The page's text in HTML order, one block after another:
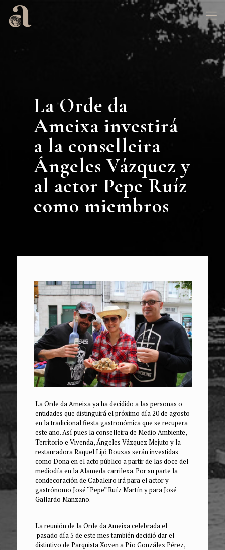
La Orde da
Ameixa investirá
a la conselleira
Ángeles Vázquez y
al actor Pepe Ruíz
como miembros
La Orde da Ameixa ya ha decidido a las personas o
entidades que distinguirá el próximo día 20 de agosto
en la tradicional fiesta gastronómica que se recupera
este año. Así pues la conselleira de Medio Ambiente,
Territorio e Vivenda, Ángeles Vázquez Mejuto y la
restauradora Raquel Lijó Bouzas serán investidas
como Dona en el acto público a partir de las doce del
mediodía en la Alameda carrilexa. Por su parte la
condecoración de Cabaleiro irá para el actor y
gastrónomo José “Pepe” Ruíz Martín y para José
Gallardo Manzano.
La reunión de la Orde da Ameixa celebrada el
pasado día 5 de este mes también decidió dar el
distintivo de Parquista Xoven a Pío González Pérez,